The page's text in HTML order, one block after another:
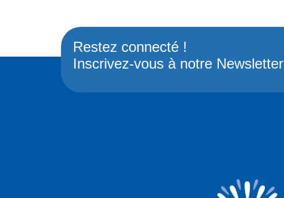
Restez connecté !
Inscrivez-vous à notre Newsletter